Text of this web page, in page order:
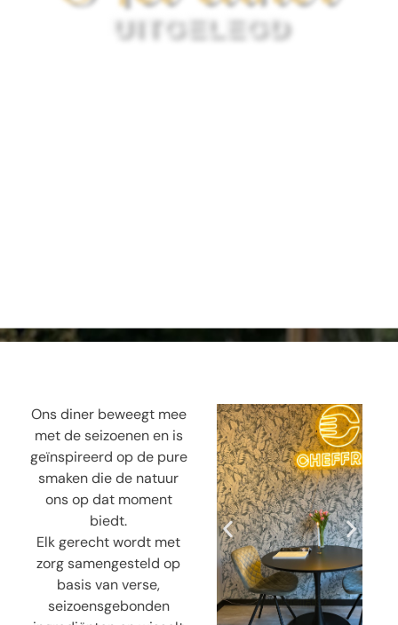
UITGELEGD
Ons diner beweegt mee
met de seizoenen en is
geïnspireerd op de pure
smaken die de natuur
ons op dat moment
biedt.
Elk gerecht wordt met
zorg samengesteld op
basis van verse,
seizoensgebonden